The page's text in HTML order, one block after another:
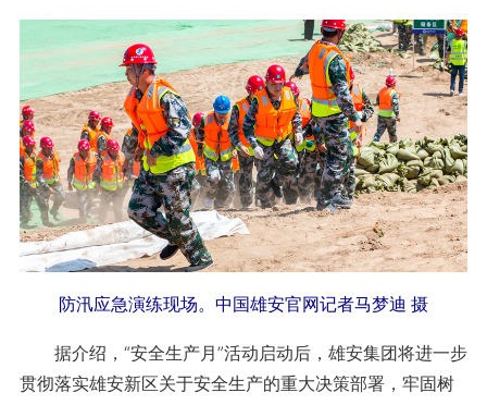
防汛应急演练现场。中国雄安官网记者马梦迪 摄
据介绍，“安全生产月”活动启动后，雄安集团将进一步
贯彻落实雄安新区关于安全生产的重大决策部署，牢固树